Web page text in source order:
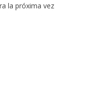
la próxima vez